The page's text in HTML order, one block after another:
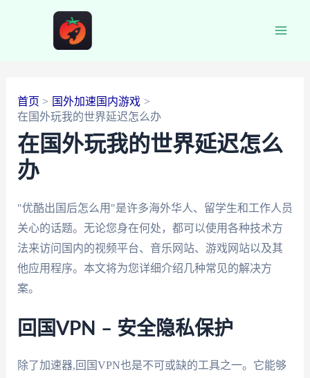
首页
国外加速国内游戏
在国外玩我的世界延迟怎么办
在国外玩我的世界延迟怎么
办
"优酷出国后怎么用"是许多海外华人、留学生和工作人员
关心的话题。无论您身在何处，都可以使用各种技术方
法来访问国内的视频平台、音乐网站、游戏网站以及其
他应用程序。本文将为您详细介绍几种常见的解决方
案。
回国VPN – 安全隐私保护
除了加速器,回国VPN也是不可或缺的工具之一。它能够